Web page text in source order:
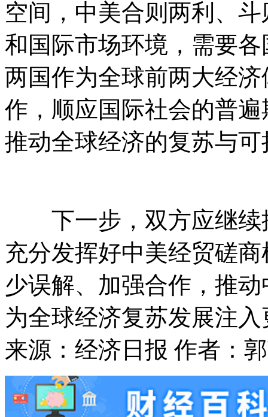
空间，中美合则两利、
和国际市场环境，需要
两国作为全球前两大经
作，顺应国际社会的普
推动全球经济的复苏与
下一步，双方应继续
充分发挥好中美经贸磋
少误解、加强合作，推
为全球经济复苏发展注
来源：经济日报 作者：